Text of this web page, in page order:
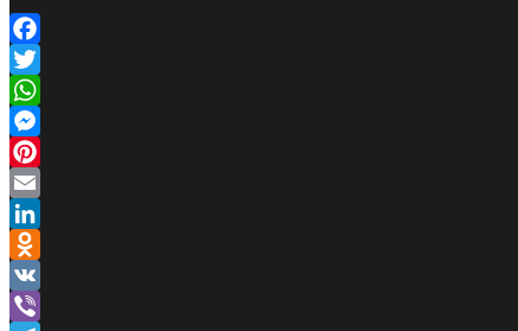
Facebook
Twitter
WhatsApp
Messenger
Pinterest
Email
LinkedIn
Odnoklassniki
VK